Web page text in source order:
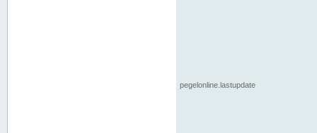
pegelonline.lastupdate